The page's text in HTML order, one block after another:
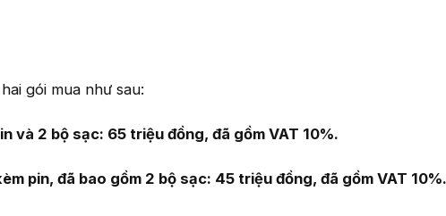
gói mua như sau:
và 2 bộ sạc: 65 triệu đồng, đã gồm VAT 10%.
pin, đã bao gồm 2 bộ sạc: 45 triệu đồng, đã gồm VAT 10%.